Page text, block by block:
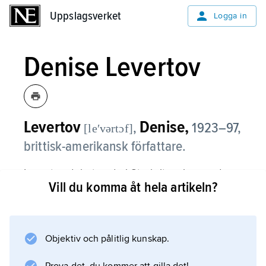
Uppslagsverket Logga in
Denise Levertov
Levertov [leʹvərtɔf], Denise, 1923–97,
brittisk-amerikansk författare.
Levertov debuterade i Storbritannien med
den neoromantiska diktsamlingen
Vill du komma åt hela artikeln?
Objektiv och pålitlig kunskap.